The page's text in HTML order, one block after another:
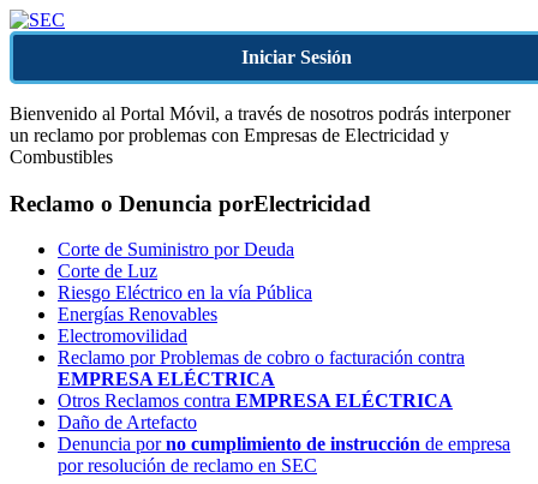
Iniciar Sesión
Bienvenido al Portal Móvil, a través de nosotros podrás interponer
un reclamo por problemas con Empresas de Electricidad y
Combustibles
Reclamo o Denuncia porElectricidad
Corte de Suministro por Deuda
Corte de Luz
Riesgo Eléctrico en la vía Pública
Energías Renovables
Electromovilidad
Reclamo por Problemas de cobro o facturación contra
EMPRESA ELÉCTRICA
Otros Reclamos contra EMPRESA ELÉCTRICA
Daño de Artefacto
Denuncia porno cumplimiento de instrucción de empresa
por resolución de reclamo en SEC